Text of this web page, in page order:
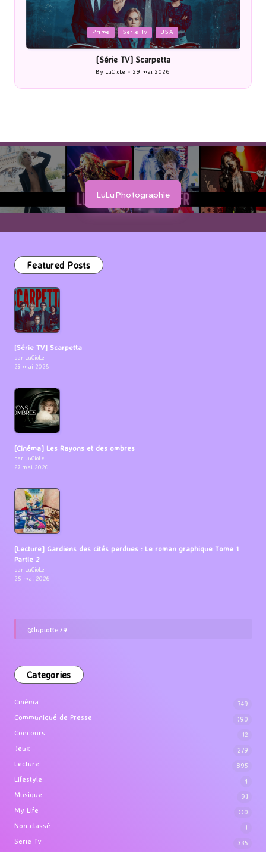
Posted
in
Cinéma
[Cinéma] Les Rayons et des ombres
Posted
by
By LuCioLe 27 mai 2026
LuLu Photographie
Featured Posts
[Série TV] Scarpetta
par LuCioLe
29 mai 2026
[Cinéma] Les Rayons et des ombres
par LuCioLe
27 mai 2026
[Lecture] Gardiens des cités perdues : Le roman graphique Tome 1
Partie 2
par LuCioLe
25 mai 2026
@lupiotte79
Categories
Cinéma 749
Communiqué de Presse 190
Concours 12
Jeux 279
Lecture 895
Lifestyle 4
Musique 91
My Life 110
Non classé 1
Serie Tv 335